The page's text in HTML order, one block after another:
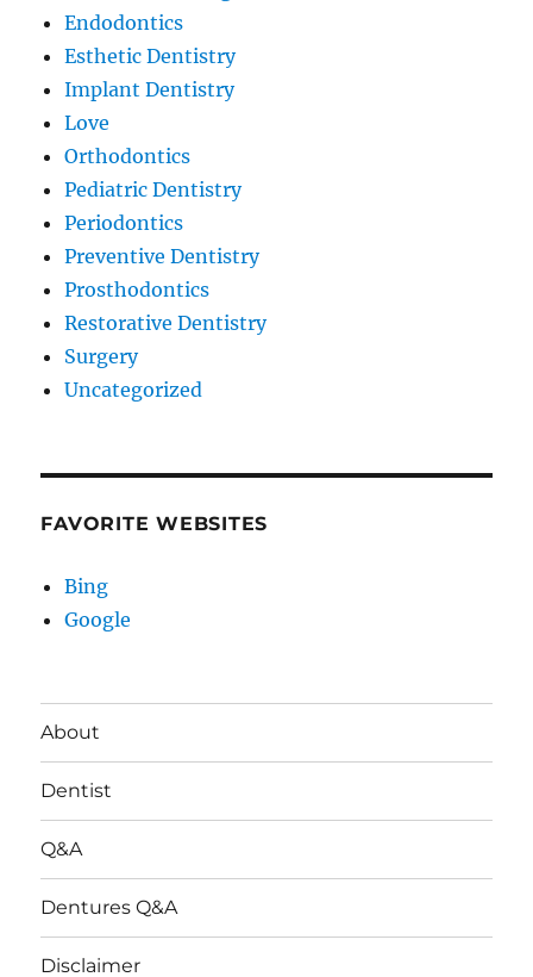
Endodontics
Esthetic Dentistry
Implant Dentistry
Love
Orthodontics
Pediatric Dentistry
Periodontics
Preventive Dentistry
Prosthodontics
Restorative Dentistry
Surgery
Uncategorized
FAVORITE WEBSITES
Bing
Google
About
Dentist
Q&A
Dentures Q&A
Disclaimer